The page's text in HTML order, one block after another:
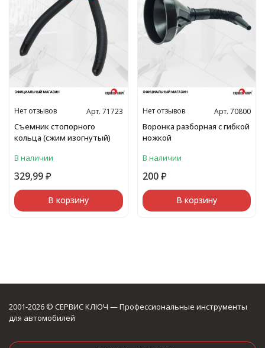
Съемник стопорного
кольца (сжим изогнутый)
В наличии
Нет отзывов Арт. 71723
329,99₽
В корзину
Воронка разборная с гибкой
ножкой
В наличии
Нет отзывов Арт. 70800
200 ₽
В корзину
2001-2026 © СЕРВИС КЛЮЧ — Профессиональные инструменты
для автомобилей